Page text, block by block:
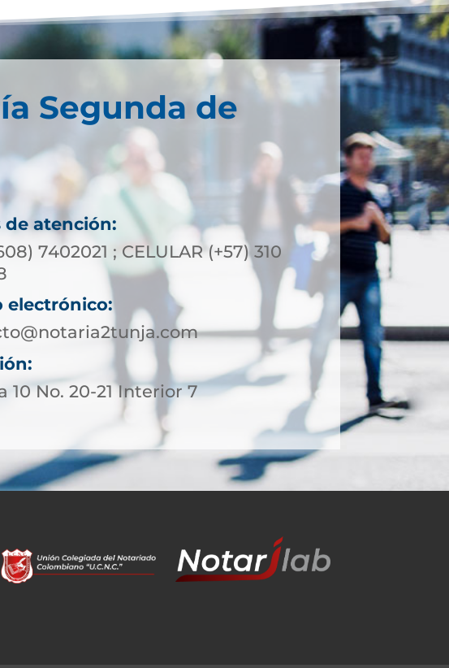
Segunda de
de atención:
7402021 ; CELULAR (+57) 310
electrónico:
10 No. 20-21 Interior 7